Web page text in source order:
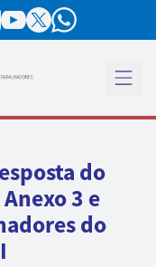
Abrir
do
3 e
do